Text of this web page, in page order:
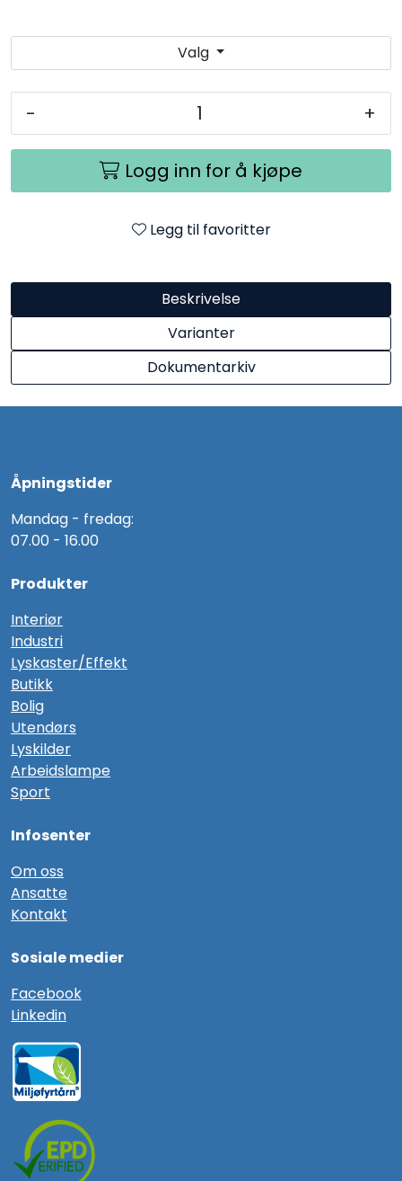
Valg
- +
Logg inn for å kjøpe
Legg til favoritter
Beskrivelse
Varianter
Dokumentarkiv
Åpningstider
Mandag - fredag:
07.00 - 16.00
Produkter
Interiør
Industri
Lyskaster/Effekt
Butikk
Bolig
Utendørs
Lyskilder
Arbeidslampe
Sport
Infosenter
Om oss
Ansatte
Kontakt
Sosiale medier
Facebook
Linkedin